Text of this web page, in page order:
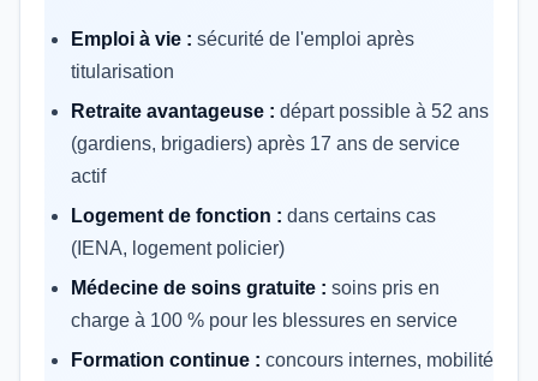
Emploi à vie : sécurité de l'emploi après
titularisation
Retraite avantageuse : départ possible à 52 ans
(gardiens, brigadiers) après 17 ans de service
actif
Logement de fonction : dans certains cas
(IENA, logement policier)
Médecine de soins gratuite : soins pris en
charge à 100 % pour les blessures en service
Formation continue : concours internes, mobilité